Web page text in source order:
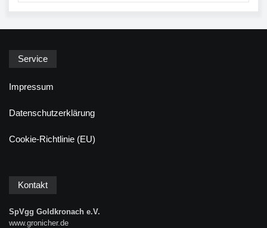
Service
Impressum
Datenschutzerklärung
Cookie-Richtlinie (EU)
Kontakt
SpVgg Goldkronach e.V.
www.gronicher.de